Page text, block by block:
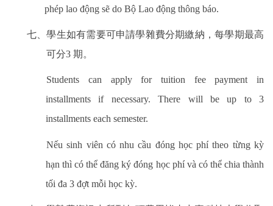
phép lao động sẽ do Bộ Lao động thông báo.
七、學生如有需要可申請學雜費分期繳納，每學期最高
可分3 期。
Students can apply for tuition fee payment in
installments if necessary. There will be up to 3
installments each semester.
Nếu sinh viên có nhu cầu đóng học phí theo từng kỳ
hạn thì có thể đăng ký đóng học phí và có thể chia thành
tối đa 3 đợt mỗi học kỳ.